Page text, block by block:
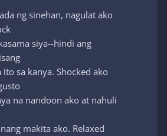
ng sinehan, nagulat ako
siya--hindi ang
sa kanya. Shocked ako
na nandoon ako at nahuli
makita ako. Relaxed